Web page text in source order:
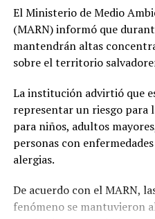
El Ministerio de Medio
(MARN) informó que
mantendrán altas
sobre el territorio
La institución advirtió que
representar un riesgo para
para niños, adultos
personas con
alergias.
De acuerdo con el MARN,
fenómeno se mantuvieron